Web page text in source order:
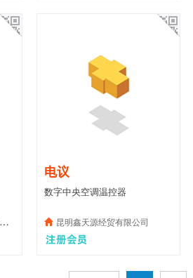
电议
数字中央空调温控器
昆明鑫天源经贸有限公司